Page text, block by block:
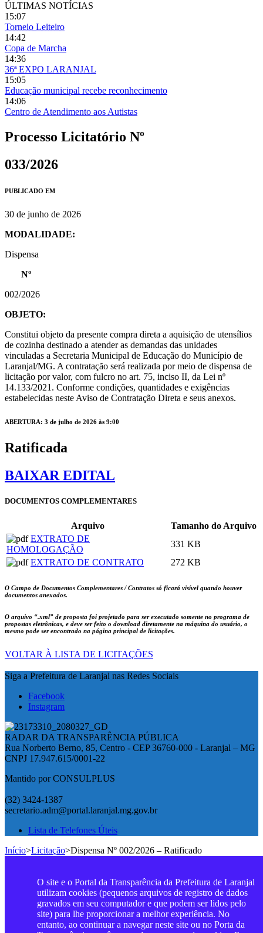
ÚLTIMAS NOTÍCIAS
15:07
Torneio Leiteiro
14:42
Copa de Marcha
14:36
36ª EXPO LARANJAL
15:05
Educação municipal recebe reconhecimento
14:06
Centro de Atendimento aos Autistas
Processo Licitatório Nº
033/2026
PUBLICADO EM
30 de junho de 2026
MODALIDADE:
Dispensa
Nº
002/2026
OBJETO:
Constitui objeto da presente compra direta a aquisição de utensílios
de cozinha destinado a atender as demandas das unidades
vinculadas a Secretaria Municipal de Educação do Município de
Laranjal/MG. A contratação será realizada por meio de dispensa de
licitação por valor, com fulcro no art. 75, inciso II, da Lei nº
14.133/2021. Conforme condições, quantidades e exigências
estabelecidas neste Aviso de Contratação Direta e seus anexos.
ABERTURA: 3 de julho de 2026 às 9:00
Ratificada
BAIXAR EDITAL
DOCUMENTOS COMPLEMENTARES
Arquivo
Tamanho do Arquivo
EXTRATO DE
HOMOLOGAÇÃO
331 KB
EXTRATO DE CONTRATO
272 KB
O Campo de Documentos Complementares / Contratos só ficará visível quando houver
documentos anexados.
O arquivo “.xml” de proposta foi projetado para ser executado somente no programa de
propostas eletrônicas, e deve ser feito o download diretamente na máquina do usuário, o
mesmo pode ser encontrado na página principal de licitações.
VOLTAR À LISTA DE LICITAÇÕES
Siga a Prefeitura de Laranjal nas Redes Sociais
Facebook
Instagram
RADAR DA TRANSPARÊNCIA PÚBLICA
Rua Norberto Berno, 85, Centro - CEP 36760-000 - Laranjal – MG
CNPJ 17.947.615/0001-22
Mantido por CONSULPLUS
(32) 3424-1387
secretario.adm@portal.laranjal.mg.gov.br
Lista de Telefones Úteis
Início>Licitação>Dispensa Nº 002/2026 – Ratificado
O site e o Portal da Transparência da Prefeitura de Laranjal
utilizam cookies (pequenos arquivos de registro de dados
gravados em seu computador e que podem ser lidos pelo
site) para lhe proporcionar a melhor experiência. No
entanto, ao continuar a navegar neste site ou no Porta da